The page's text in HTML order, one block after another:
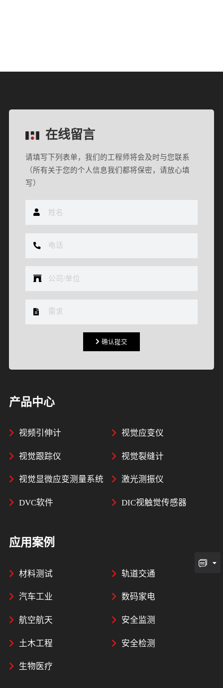
在线留言
请填写下列表单，我们的工程师将会及时与您联系
（所有关于您的个人信息我们都将保密，请放心填
写）
确认提交
产品中心
视频引伸计 视觉应变仪
视觉跟踪仪 视觉裂缝计
视觉显微应变测量系统 激光测振仪
DVC软件 DIC视触觉传感器
应用案例
材料测试
汽车工业
航空航天
土木工程
生物医疗
轨道交通
数码家电
安全监测
安全检测